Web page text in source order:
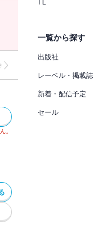
。
TL
一覧から探す
出版社
レーベル・掲載誌
新着・配信予定
セール